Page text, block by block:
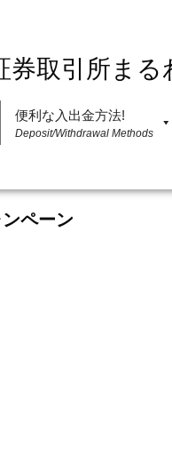
便利な入出金方法!
Deposit/Withdrawal Methods
ペーン